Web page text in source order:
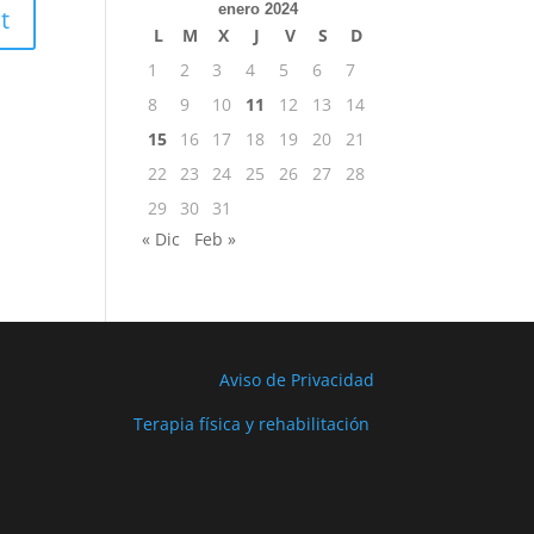
enero 2024
L M X J V S
D
1
2 3 4 5 6
7
8
9 10 11 12 13
14
15
16 17 18 19 20
21
22
23 24 25 26 27
28
29
30
31
« Dic
Feb »
Aviso de Privacidad
Terapia física y rehabilitación